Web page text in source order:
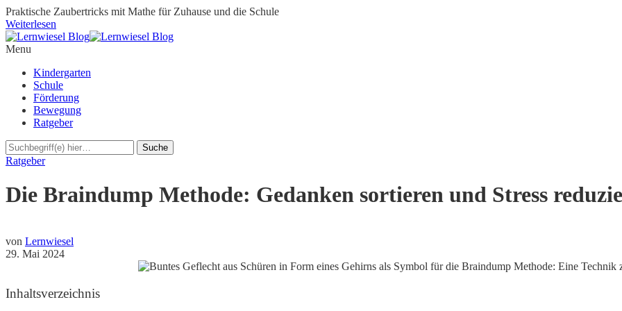
Praktische Zaubertricks mit Mathe für Zuhause und die Schule
Weiterlesen
Menu
Kindergarten
Schule
Förderung
Bewegung
Ratgeber
Ratgeber
Die Braindump Methode: Gedanken sortieren und Stress
von Lernwiesel
29. Mai 2024
Inhaltsverzeichnis